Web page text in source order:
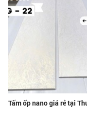
Tấm ốp nano giá rẻ tại